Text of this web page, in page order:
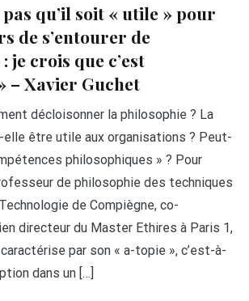
pas qu’il soit « utile » pour
de s’entourer de
je crois que c’est
– Xavier Guchet
décloisonner la philosophie ? La
être utile aux organisations ? Peut-
philosophiques » ? Pour
de philosophie des techniques
de Compiègne, co-
directeur du Master Ethires à Paris 1,
par son « a-topie », c’est-à-
dans un […]